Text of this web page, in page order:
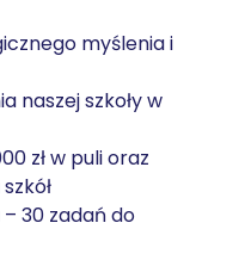
myślenia i
naszej szkoły w
zł w puli oraz
30 zadań do